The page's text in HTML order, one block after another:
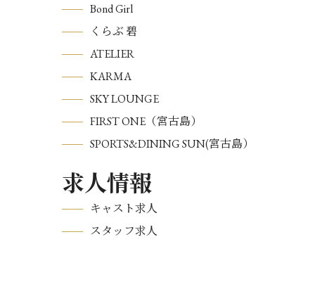
Bond Girl
くらぶ 碧
ATELIER
KARMA
SKY LOUNGE
FIRST ONE（宮古島）
SPORTS&DINING SUN(宮古島）
求人情報
キャスト求人
スタッフ求人